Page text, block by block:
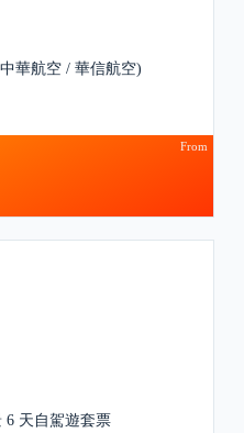
華航空 / 華信航空)
From
6 天自駕遊套票